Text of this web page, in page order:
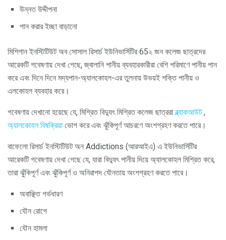
উন্নত উদ্দীপনা
পান করার ইচ্ছা বাড়ানো
মিশিগান ইনস্টিটিউট অব সোসাল রিসার্চ ইউনিভার্সিটির 65২ জন কলেজ ছাত্রদের
আরেকটি গবেষণায় দেখা গেছে, জ্বালানি পানীয় ব্যবহারকারীরা বেশি পরিমাণে পানীয় পান
করে এবং দিনে দিনে মদ্যপান-অ্যালকোহল-এর তুলনায় উভয়ই শক্তি পানীয় ও
এলকোহল ব্যবহার করে।
গবেষণায় দেখানো হয়েছে যে, মিশ্রিত বিদ্যুৎ মিশ্রিত কলেজ ছাত্ররাব্ল্যাকআউট,
অ্যালকোহল বিষক্রিয়া ভোগ করে এবং ঝুঁকিপূর্ণ আচরণে অংশগ্রহণ করতে পারে।
বাফেলো রিসার্চ ইনস্টিটিউট অন Addictions (আরআইএ) এ ইউনিভার্সিটির
আরেকটি গবেষণায় দেখা গেছে যে, যারা বিদ্যুৎ পানীয় দিয়ে অ্যালকোহল মিশ্রিত করে,
তারা ঝুঁকিপূর্ণ এবং ঝুঁকিপূর্ণ ও অনিরাপদ যৌনতায় অংশগ্রহণ করতে পারে।
অবাঞ্ছিত গর্ভধারণ
যৌন রোগে
যৌন হামলা